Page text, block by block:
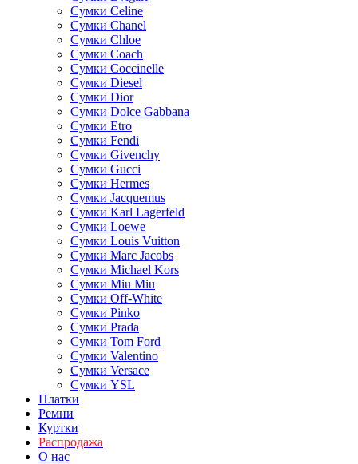
Сумки Celine
Сумки Chanel
Сумки Chloe
Сумки Coach
Сумки Coccinelle
Сумки Diesel
Сумки Dior
Сумки Dolce Gabbana
Сумки Etro
Сумки Fendi
Сумки Givenchy
Сумки Gucci
Сумки Hermes
Сумки Jacquemus
Сумки Karl Lagerfeld
Сумки Loewe
Сумки Louis Vuitton
Сумки Marc Jacobs
Сумки Michael Kors
Сумки Miu Miu
Сумки Off-White
Сумки Pinko
Сумки Prada
Сумки Tom Ford
Cумки Valentino
Сумки Versace
Сумки YSL
Платки
Ремни
Куртки
Распродажа
О нас